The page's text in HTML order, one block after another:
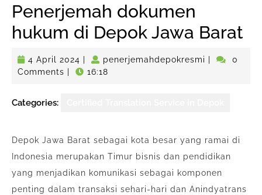
Penerjemah dokumen
hukum di Depok Jawa Barat
4 April 2024 4
April
penerjemahdepokresmi
0
Comments
16:18
Categories:
Depok Jawa Barat sebagai kota besar yang ramai di
Indonesia merupakan Timur bisnis dan pendidikan
yang menjadikan komunikasi sebagai komponen
penting dalam transaksi sehari-hari dan Anindyatrans